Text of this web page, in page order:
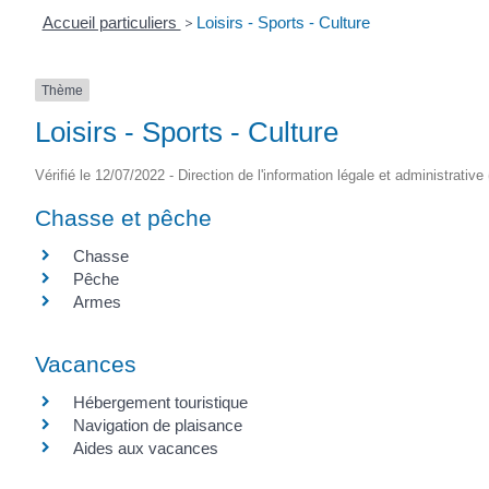
Accueil particuliers > Loisirs - Sports - Culture
Thème
Loisirs - Sports - Culture
Vérifié le 12/07/2022 - Direction de l'information légale et administrative
Chasse et pêche
Chasse
Pêche
Armes
Vacances
Hébergement touristique
Navigation de plaisance
Aides aux vacances